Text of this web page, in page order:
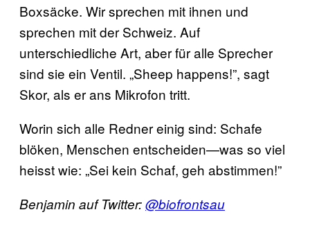
Boxsäcke. Wir sprechen mit ihnen und
sprechen mit der Schweiz. Auf
unterschiedliche Art, aber für alle Sprecher
sind sie ein Ventil. „Sheep happens!”, sagt
Skor, als er ans Mikrofon tritt.
Worin sich alle Redner einig sind: Schafe
blöken, Menschen entscheiden—was so viel
heisst wie: „Sei kein Schaf, geh abstimmen!”
Benjamin auf Twitter:@biofrontsau